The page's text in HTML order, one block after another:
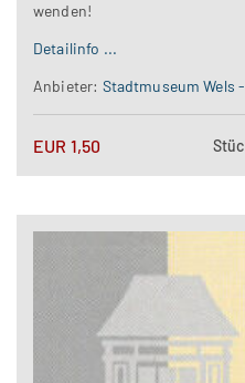
wenden!
Detailinfo ...
Anbieter: Stadtmuseum Wels
EUR 1,50